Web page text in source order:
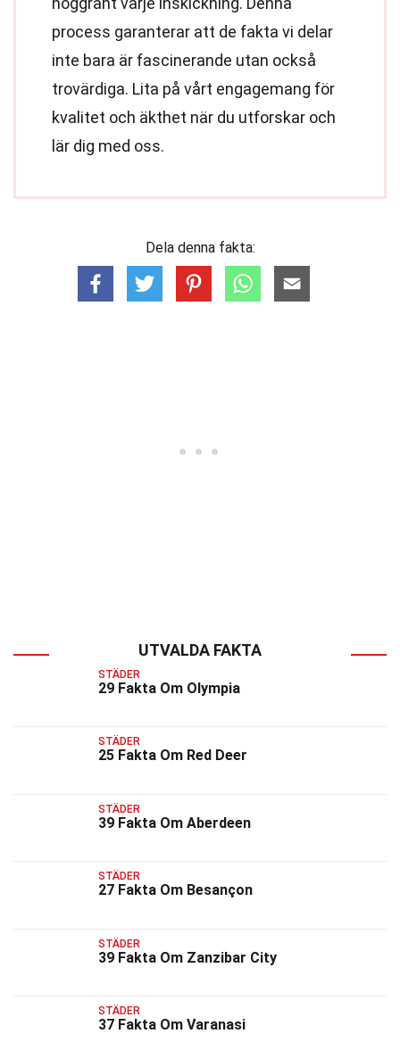
process garanterar att de fakta vi delar
inte bara är fascinerande utan också
trovärdiga. Lita på vårt engagemang för
kvalitet och äkthet när du utforskar och
lär dig med oss.
Dela denna fakta:
UTVALDA FAKTA
STÄDER
29 Fakta Om Olympia
STÄDER
25 Fakta Om Red Deer
STÄDER
39 Fakta Om Aberdeen
STÄDER
27 Fakta Om Besançon
STÄDER
39 Fakta Om Zanzibar City
STÄDER
37 Fakta Om Varanasi